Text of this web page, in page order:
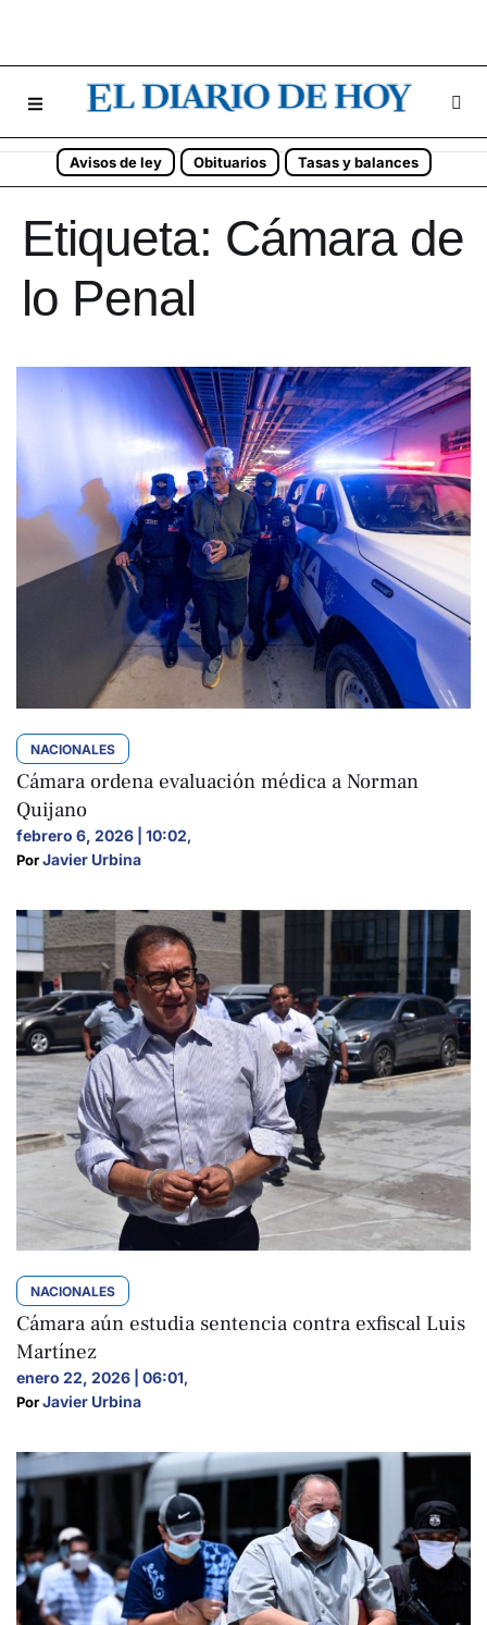
Avisos de ley Obituarios Tasas y balances
Etiqueta: Cámara de
lo Penal
NACIONALES
Cámara ordena evaluación médica a Norman
Quijano
febrero 6, 2026 | 10:02,
Por Javier Urbina
NACIONALES
Cámara aún estudia sentencia contra exfiscal Luis
Martínez
enero 22, 2026 | 06:01,
Por Javier Urbina